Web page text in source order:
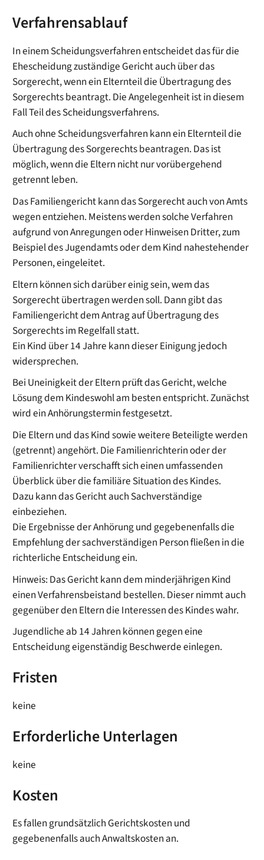
Verfahrensablauf
In einem Scheidungsverfahren entscheidet das für die
Ehescheidung zuständige Gericht auch über das
Sorgerecht, wenn ein Elternteil die Übertragung des
Sorgerechts beantragt. Die Angelegenheit ist in diesem
Fall Teil des Scheidungsverfahrens.
Auch ohne Scheidungsverfahren kann ein Elternteil die
Übertragung des Sorgerechts beantragen. Das ist
möglich, wenn die Eltern nicht nur vorübergehend
getrennt leben.
Das Familiengericht kann das Sorgerecht auch von Amts
wegen entziehen. Meistens werden solche Verfahren
aufgrund von Anregungen oder Hinweisen Dritter,zum
Beispiel desJugendamtsoder dem Kind nahestehender
Personen, eingeleitet.
Eltern können sich darüber einig sein, wem das
Sorgerecht übertragen werden soll. Dann gibt das
Familiengericht dem Antrag auf Übertragung des
Sorgerechts im Regelfall statt.
Ein Kind über 14 Jahre kann dieser Einigung jedoch
widersprechen.
Bei Uneinigkeit der Eltern prüft das Gericht, welche
Lösung dem Kindeswohl am besten entspricht. Zunächst
wird ein Anhörungstermin festgesetzt.
Die Eltern und das Kind sowie weitere Beteiligte werden
(getrennt) angehört. Die Familienrichterin oder der
Familienrichter verschafft sich einen umfassenden
Überblick über die familiäre Situation des Kindes.
Dazu kann das Gericht auch Sachverständige
einbeziehen.
Die Ergebnisse der Anhörung undgegebenenfalls die
Empfehlung der sachverständigen Person fließen in die
richterliche Entscheidung ein.
Hinweis: Das Gericht kann dem minderjährigen Kind
einen Verfahrensbeistand bestellen. Dieser nimmt auch
gegenüber den Eltern die Interessen des Kindes wahr.
Jugendliche ab 14 Jahren können gegen eine
Entscheidung eigenständig Beschwerde einlegen.
Fristen
keine
Erforderliche Unterlagen
keine
Kosten
Es fallen grundsätzlich Gerichtskosten und
gegebenenfalls auch Anwaltskosten an.